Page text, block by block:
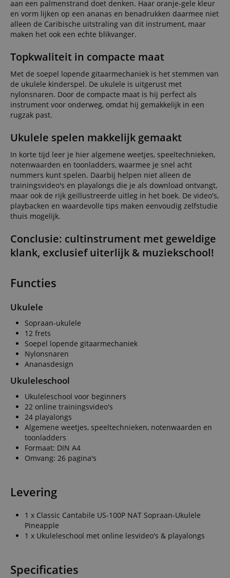
aan een palmenstrand doet denken. Haar oranje-gele kleur
en vorm lijken op een ananas en benadrukken daarmee niet
alleen de Caribische uitstraling van dit instrument, maar
maken het ook een echte blikvanger.
Topkwaliteit in compacte maat
Met de soepel lopende gitaarmechaniek is het stemmen van
de ukulele kinderspel. De ukulele is uitgerust met
nylonsnaren. Door de compacte maat is hij perfect als
instrument voor onderweg, omdat hij gemakkelijk in een
rugzak past.
Ukulele spelen makkelijk gemaakt
In korte tijd leer je hier algemene weetjes, speeltechnieken,
notenwaarden en toonladders, waarmee je snel acht
nummers kunt spelen. Daarbij helpen niet alleen de
trainingsvideo's en playalongs die je als download ontvangt,
maar ook de rijk geïllustreerde uitleg in het boek. De video's,
playbacken en waardevolle tips maken eenvoudig zelfstudie
thuis mogelijk.
Conclusie: cultinstrument met geweldige
klank, exclusief uiterlijk & muziekschool!
Functies
Ukulele
Sopraan-ukulele
12 frets
Soepel lopende gitaarmechaniek
Nylonsnaren
Ananasdesign
Ukuleleschool
Ukuleleschool voor beginners
22 online trainingsvideo's
24 playalongs
Algemene weetjes, speeltechnieken, notenwaarden en
toonladders
Formaat: DIN A4
Omvang: 26 pagina's
Levering
1 x Classic Cantabile US-100P NAT Sopraan-Ukulele
Pineapple
1 x Ukuleleschool met online lesvideo's & playalongs
Specificaties